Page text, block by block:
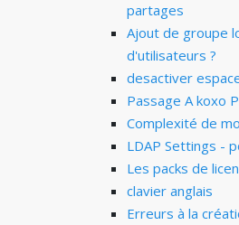
partages
Ajout de groupe
d'utilisateurs ?
desactiver
Passage A koxo
Complexité de
LDAP Settings -
Les packs de
clavier anglais
Erreurs à la